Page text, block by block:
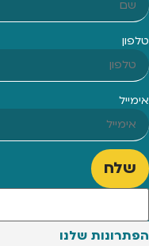
טלפון
אימייל
שלח
הפתרונות שלנו